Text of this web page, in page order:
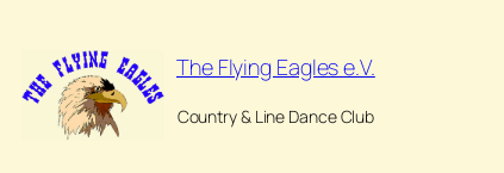
Inhalt
springen
The Flying Eagles e.V.
Country & Line Dance Club